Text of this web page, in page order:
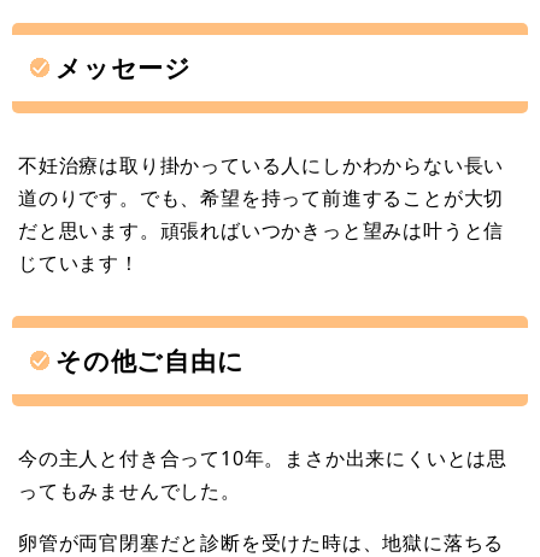
メッセージ
不妊治療は取り掛かっている人にしかわからない長い
道のりです。でも、希望を持って前進することが大切
だと思います。頑張ればいつかきっと望みは叶うと信
じています！
その他ご自由に
今の主人と付き合って10年。まさか出来にくいとは思
ってもみませんでした。
卵管が両官閉塞だと診断を受けた時は、地獄に落ちる